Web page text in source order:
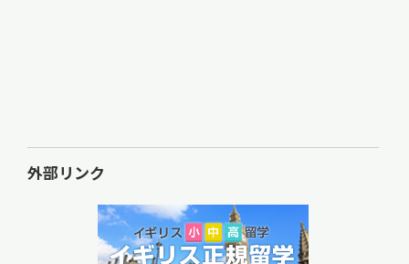
外部リンク